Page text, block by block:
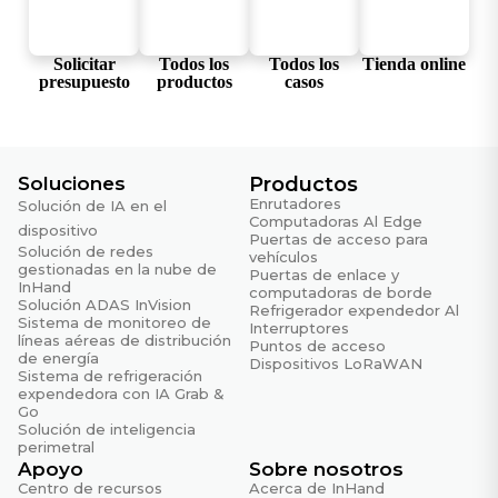
RFC 1519
RFC 1765
Desbordamiento de la base de datos OSPF
RFC 1812
Requisitos para routers IP versión 4
RFC 1994
Protocolo de autenticación de desafío-respuesta
PPP (CHAP)
RFC 2068
HTTP
RFC 213
Solicitar
presupuesto
Todos los
productos
Todos los
casos
Tienda online
Soluciones
Solución de IA en el
dispositivo
Solución de redes
gestionadas en la nube de
InHand
Solución ADAS InVision
Sistema de monitoreo de
líneas aéreas de distribución
de energía
Sistema de refrigeración
expendedora con IA Grab &
Go
Solución de inteligencia
perimetral
Productos
Enrutadores
Computadoras Al Edge
Puertas de acceso para
vehículos
Puertas de enlace y
computadoras de borde
Refrigerador expendedor Al
Interruptores
Puntos de acceso
Dispositivos LoRaWAN
Apoyo
Centro de recursos
Sobre nosotros
Acerca de InHand